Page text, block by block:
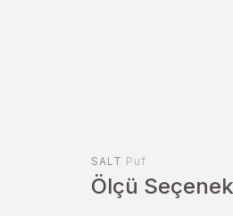
SALT Puf
Ölçü